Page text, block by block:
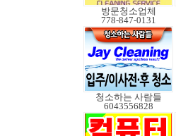
방문청소업체
778-847-0131
청소하는 사람들
6043556828